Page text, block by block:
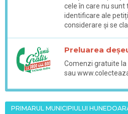
cele în care nu
identificare ale
considerare și se
Preluarea
Comenzi gratuite la
sau
PRIMARUL MUNICIPIULUI